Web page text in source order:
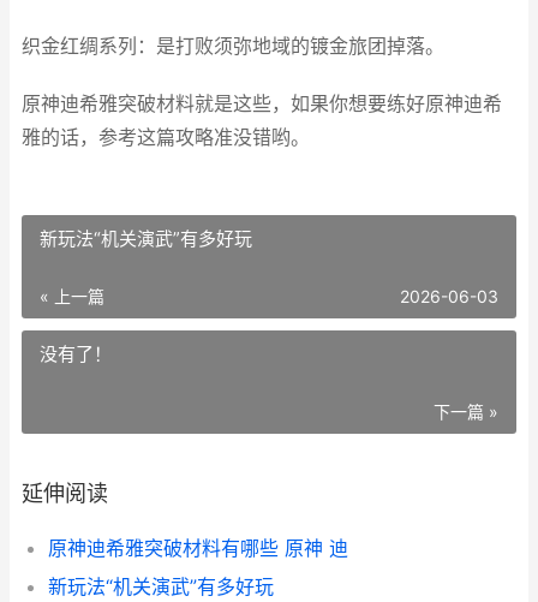
织金红绸系列：是打败须弥地域的镀金旅团掉落。
原神迪希雅突破材料就是这些，如果你想要练好原神迪希
雅的话，参考这篇攻略准没错哟。
新玩法“机关演武”有多好玩
« 上一篇 2026-06-03
没有了！
下一篇 »
延伸阅读
原神迪希雅突破材料有哪些 原神 迪
新玩法“机关演武”有多好玩